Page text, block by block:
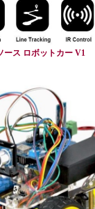
ース ロボットカー V1